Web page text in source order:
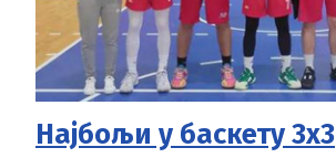
Најбољи у баскету 3х3